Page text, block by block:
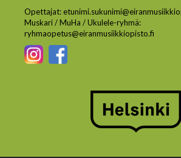
Opettajat:
Muskari / MuHa / Ukulele-ryhmä:
ryhmaopetus@eiranmusiikkiopisto.fi